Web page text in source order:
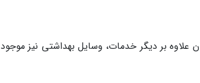
بر دیگر خدمات، وسایل بهداشتی نیز موجود